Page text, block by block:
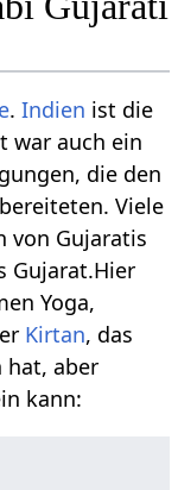
.Indien ist die
war auch ein
die den
Viele
von Gujaratis
Gujarat.Hier
Yoga,
Kirtan, das
hat, aber
kann: